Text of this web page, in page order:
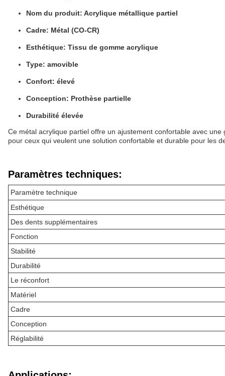
Nom du produit: Acrylique métallique partiel
Cadre: Métal (CO-CR)
Esthétique: Tissu de gomme acrylique
Type: amovible
Confort: élevé
Conception: Prothèse partielle
Durabilité élevée
Ce métal acrylique partiel offre un ajustement confortable avec
pour ceux qui veulent une solution confortable et durable pour les
Paramètres techniques:
Paramètre technique
Esthétique
Des dents supplémentaires
Fonction
Stabilité
Durabilité
Le réconfort
Matériel
Cadre
Conception
Réglabilité